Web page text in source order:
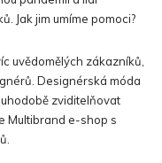
Jak jim umíme pomoci?
uvědomělých zákazníků,
Designérská móda
zviditelňovat
Multibrand e-shop s